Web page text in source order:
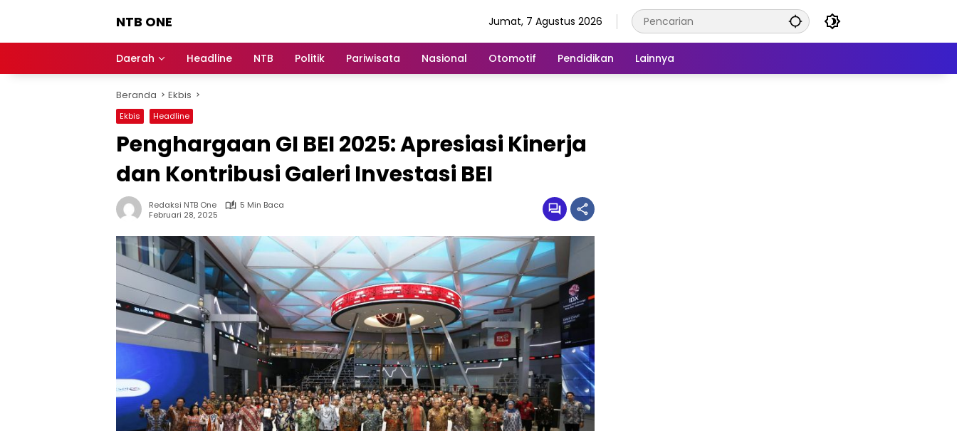
NTB ONE
dan
Berita
Lombok
Jumat, 7 Agustus 2026
Daerah Headline NTB Politik Pariwisata Nasional Otomotif Pendidikan Lainnya
Beranda Ekbis
Ekbis Headline
Penghargaan GI BEI 2025: Apresiasi Kinerja
dan Kontribusi Galeri Investasi BEI
Redaksi NTB One
5 Min Baca
Februari 28, 2025